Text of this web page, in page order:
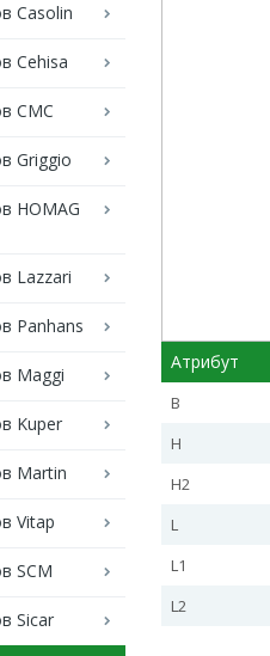
Casolin
Cehisa
CMC
Griggio
HOMAG
Lazzari
Panhans
Maggi
Kuper
Martin
Vitap
SCM
Sicar
Атрибут
B
H
H2
L
L1
L2